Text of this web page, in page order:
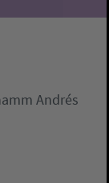
Andrés